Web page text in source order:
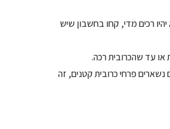
רכים מדי, קחו בחשבון שיש
פרחי כרובית קטנים, זה